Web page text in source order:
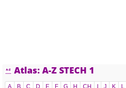
Atlas: A-Z STECH 1
A B C D E F G H CH J K L